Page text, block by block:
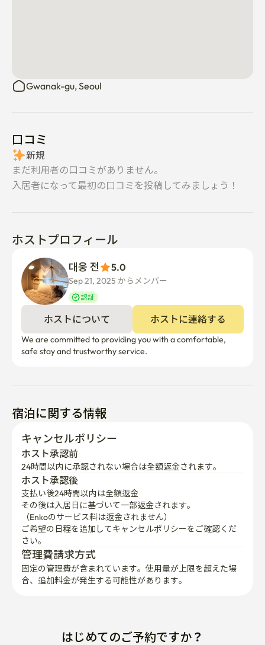
Gwanak-gu, Seoul
口コミ
新規
まだ利用者の口コミがありません。
入居者になって最初の口コミを投稿してみましょう！
ホストプロフィール
대웅 전 5.0
Sep 21, 2025 からメンバー
認証
ホストについて ホストに連絡する
We are committed to providing you with a comfortable,
safe stay and trustworthy service.
宿泊に関する情報
キャンセルポリシー
ホスト承認前
24時間以内に承認されない場合は全額返金されます。
ホスト承認後
支払い後24時間以内は全額返金
その後は入居日に基づいて一部返金されます。
（Enkoのサービス料は返金されません）
ご希望の日程を追加してキャンセルポリシーをご確認くだ
さい。
管理費請求方式
固定の管理費が含まれています。使用量が上限を超えた場
合、追加料金が発生する可能性があります。
はじめてのご予約ですか？